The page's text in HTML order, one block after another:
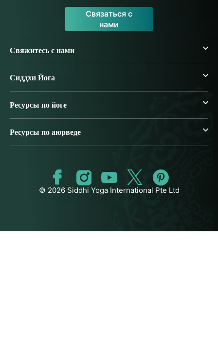
Связаться с
нами
Свяжитесь с нами
Сиддхи Йога
Ресурсы по йоге
Ресурсы по аюрведе
© 2026 Siddhi Yoga International Pte Ltd